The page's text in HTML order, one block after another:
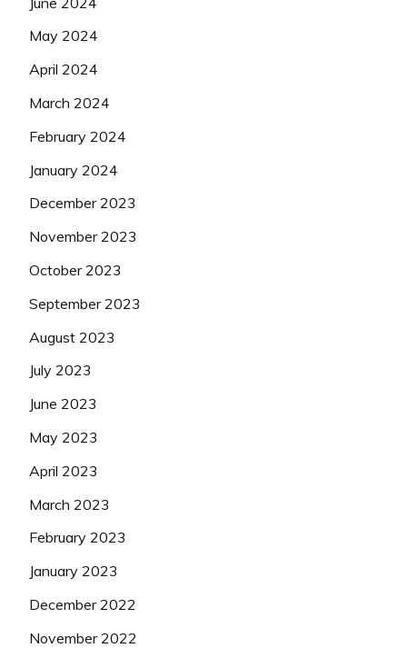
May 2024
April 2024
March 2024
February 2024
January 2024
December 2023
November 2023
October 2023
September 2023
August 2023
July 2023
June 2023
May 2023
April 2023
March 2023
February 2023
January 2023
December 2022
November 2022